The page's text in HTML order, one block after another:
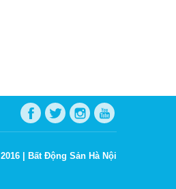
2016 | Bất Động Sản Hà Nội